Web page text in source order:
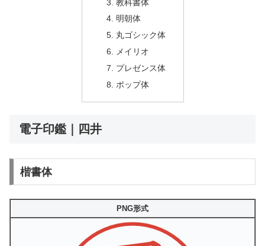
教科書体
明朝体
丸ゴシック体
メイリオ
プレゼンス体
ポップ体
電子印鑑｜四井
楷書体
PNG形式